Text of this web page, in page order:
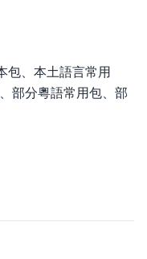
包、本土語言常用
部分粵語常用包、部